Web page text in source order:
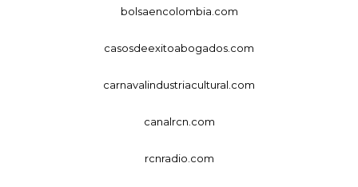
bolsaencolombia.com
casosdeexitoabogados.com
carnavalindustriacultural.com
canalrcn.com
rcnradio.com